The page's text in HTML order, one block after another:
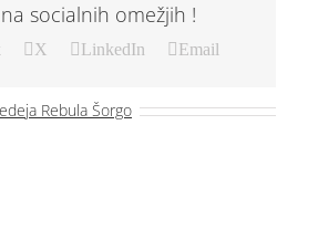
socialnih omežjih !
X LinkedIn Email
Rebula Šorgo